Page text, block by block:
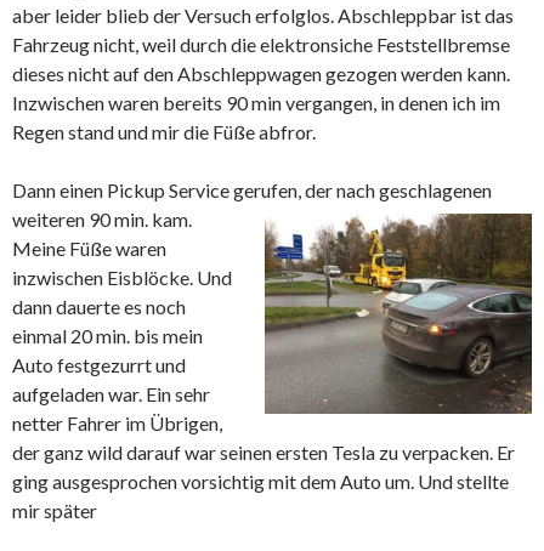
aber leider blieb der Versuch erfolglos. Abschleppbar ist das
Fahrzeug nicht, weil durch die elektronsiche Feststellbremse
dieses nicht auf den Abschleppwagen gezogen werden kann.
Inzwischen waren bereits 90 min vergangen, in denen ich im
Regen stand und mir die Füße abfror.
Dann einen Pickup Service gerufen, der nach geschlagenen
weiteren 90 min. kam.
Meine Füße waren
inzwischen Eisblöcke. Und
dann dauerte es noch
einmal 20 min. bis mein
Auto festgezurrt und
aufgeladen war. Ein sehr
netter Fahrer im Übrigen,
der ganz wild darauf war seinen ersten Tesla zu verpacken. Er
ging ausgesprochen vorsichtig mit dem Auto um. Und stellte
mir später